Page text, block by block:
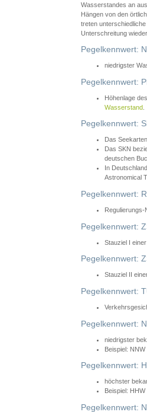
Wasserstandes an
Hängen von den
treten
Unterschreitung
Pegelkennwert:
niedrigster
Pegelkennwert:
Höhenlage
Wasserstand
Pegelkennwert:
Das
Das SKN
deutschen
In
Astronomical
Pegelkennwert:
Pegelkennwert:
Stauziel I
Pegelkennwert:
Stauziel II
Pegelkennwert:
Pegelkennwert:
niedrigster
Beispiel:
Pegelkennwert:
höchster
Beispiel:
Pegelkennwert: